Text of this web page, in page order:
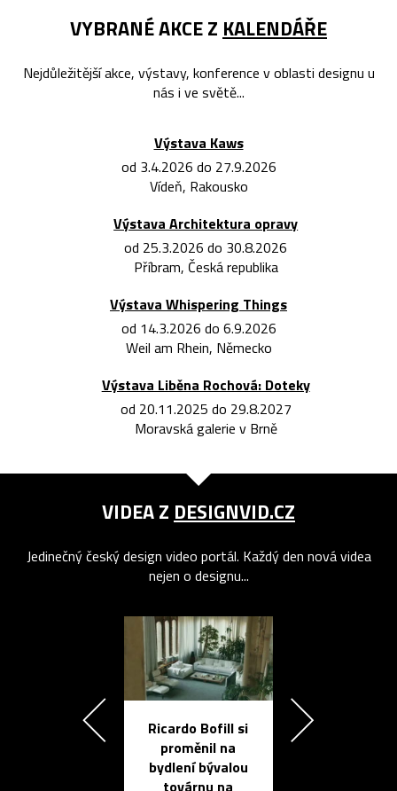
VYBRANÉ AKCE Z KALENDÁŘE
Nejdůležitější akce, výstavy, konference v oblasti designu u
nás i ve světě...
Výstava Kaws
od 3.4.2026 do 27.9.2026
Vídeň, Rakousko
Výstava Architektura opravy
od 25.3.2026 do 30.8.2026
Příbram, Česká republika
Výstava Whispering Things
od 14.3.2026 do 6.9.2026
Weil am Rhein, Německo
Výstava Liběna Rochová: Doteky
od 20.11.2025 do 29.8.2027
Moravská galerie v Brně
VIDEA Z DESIGNVID.CZ
Jedinečný český design video portál. Každý den nová videa
nejen o designu...
Ricardo Bofill si
proměnil na
bydlení bývalou